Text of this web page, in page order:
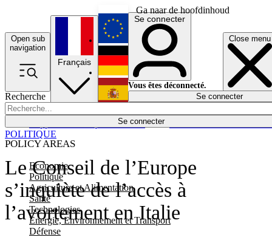
Ga naar de hoofdinhoud
Open sub
navigation
Close menu
Recherche
Se connecter
POLICY AREAS
Economie
Politique
Agriculture et Alimentation
Santé
Technologies
Energie, Environnement et Transport
Défense
Économie
Français
English
Deutsch
Español
Se connecter
Vous êtes déconnecté.
Se connecter
Le Conseil de l’Europe
s’inquiète de l’accès à
l’avortement en Italie
POLITIQUE